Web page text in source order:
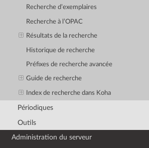
Recherche d’exemplaires
Recherche à l’OPAC
Résultats de la recherche
Historique de recherche
Préfixes de recherche avancée
Guide de recherche
Index de recherche dans Koha
Périodiques
Outils
Administration du serveur